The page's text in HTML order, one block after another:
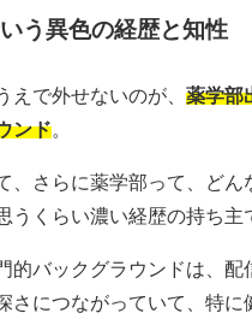
う異色の経歴と知性
えで外せないのが、 薬学部
ンド。
、さらに薬学部って、どん
くらい濃い経歴の持ち主
的バックグラウンドは、配
さにつながっていて、特に